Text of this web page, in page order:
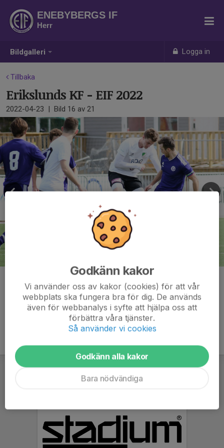
Bildgalleri Logga in
ENEBYBERGS IF
Herr
Tillbaka
Erikslunds KF - EIF 2022
2022-04-23 | Bild 16 av 21
Kommentarer
Godkänn kakor
Vi använder oss av kakor (cookies) för att vår
webbplats ska fungera bra för dig. De används
även för webbanalys i syfte att hjälpa oss att
förbättra våra tjänster.
Så använder vi cookies
Godkänn alla kakor
Bara nödvändiga